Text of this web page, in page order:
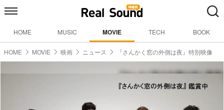
HOME MUSIC MOVIE TECH BOOK
HOME MOVIE 映画 ニュース 『さんかく窓の外側は夜』特別映像